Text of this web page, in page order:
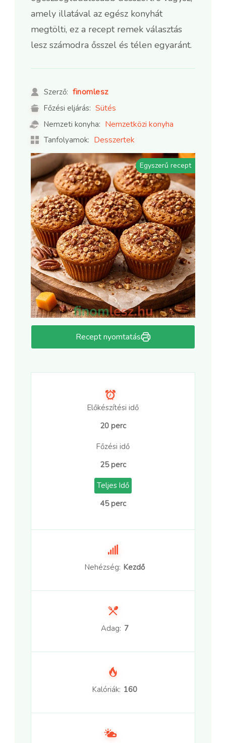
amely illatával az egész konyhát
megtölti, ez a recept remek választás
lesz számodra ősszel és télen egyaránt.
Szerző: finomlesz
Főzési eljárás: Sütés
Nemzeti konyha: Nemzetközi konyha
Tanfolyamok: Desszertek
Recept nyomtatás
Egyszerű recept
Előkészítési idő
20 perc
Főzési idő
25 perc
Teljes Idő
45 perc
Nehézség: Kezdő
Adag: 7
Kalóriák: 160